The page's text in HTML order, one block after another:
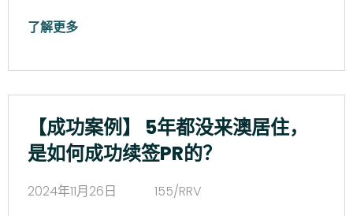
了解更多
【成功案例】 5年都没来澳居住，
是如何成功续签PR的？
2024年11月26日
155/RRV